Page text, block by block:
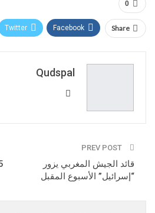
0
Share
Facebook
Twitter
Qudspal
قائد الجيش المغربي يزور
“إسرائيل” الأسبوع المقبل